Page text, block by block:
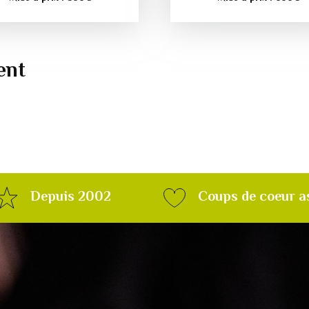
Depuis 2002 Coups de coeur